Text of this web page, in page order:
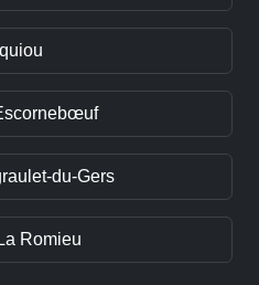
du-Gers
Romieu